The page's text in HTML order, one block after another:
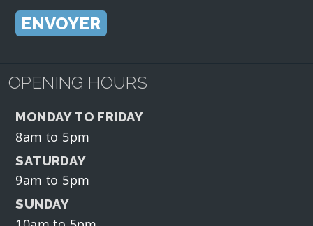
OPENING HOURS
MONDAY TO FRIDAY
8am to 5pm
SATURDAY
9am to 5pm
SUNDAY